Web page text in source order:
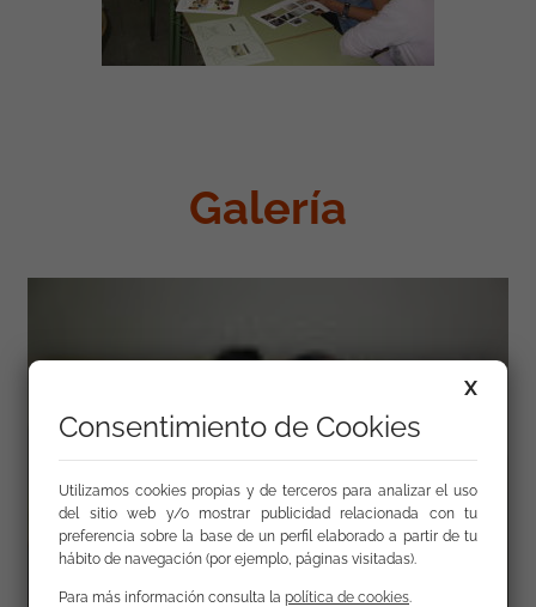
Galería
X
Consentimiento de Cookies
Utilizamos cookies propias y de terceros para analizar el uso
del sitio web y/o mostrar publicidad relacionada con tu
preferencia sobre la base de un perfil elaborado a partir de tu
hábito de navegación (por ejemplo, páginas visitadas).
Para más información consulta la política de cookies.